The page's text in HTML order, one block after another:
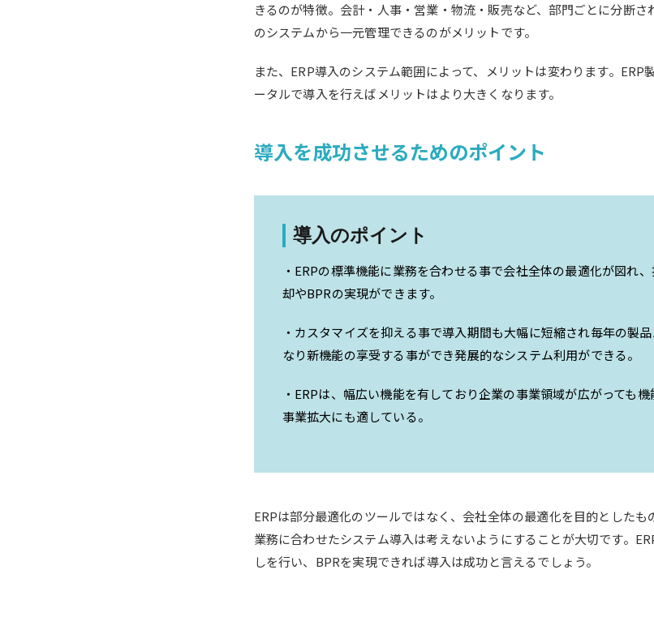
きるのが特徴。会計・人事・営業・物流・販売など、部門ごとに分断
のシステムから一元管理できるのがメリットです。
また、ERP導入のシステム範囲によって、メリットは変わります。 ERP
ータルで導入を行えばメリットはより大きくなります。
導入を成功させるためのポイント
導入のポイント
・ERPの標準機能に業務を合わせる事で会社全体の最適化が図れ
却やBPRの実現ができます。
・カスタマイズを抑える事で導入期間も大幅に短縮され毎年の製
なり新機能の享受する事ができ発展的なシステム利用ができる。
・ERPは、幅広い機能を有しており企業の事業領域が広がっても
事業拡大にも適している。
ERPは部分最適化のツールではなく、会社全体の最適化を目的とした
業務に合わせたシステム導入は考えないようにすることが大切です。
しを行い、BPRを実現できれば導入は成功と言えるでしょう。